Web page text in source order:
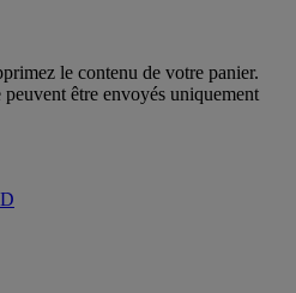
le contenu de votre panier.
être envoyés uniquement